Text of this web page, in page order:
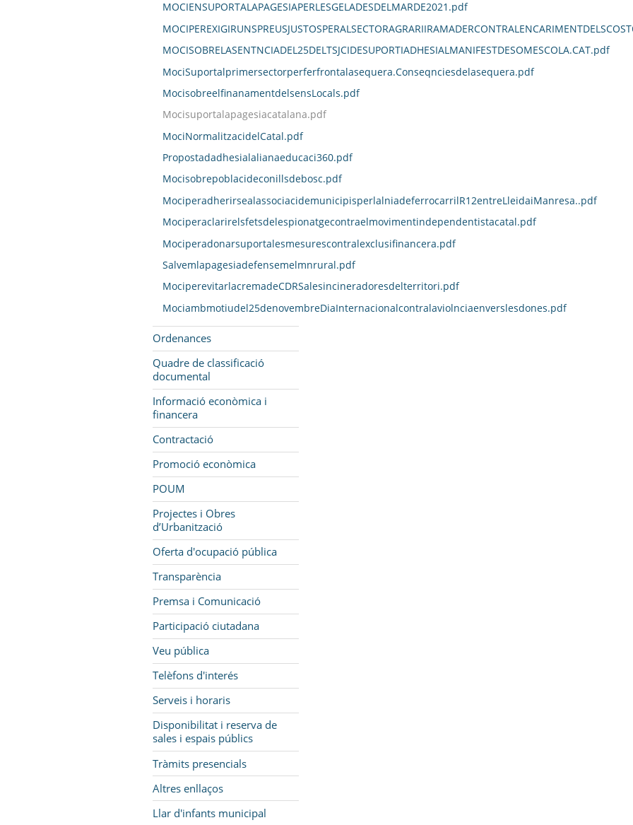
MOCIENSUPORTALAPAGESIAPERLESGELADESDELMARDE2021.pdf
MOCISOBRELASENTNCIADEL25DELTSJCIDESUPORTIADHESIALMANIFESTDESOMESCOLA.CAT.pdf
MociSuportalprimersectorperferfrontalasequera.Conseqnciesdelasequera.pdf
MocisobreelfinanamentdelsensLocals.pdf
Mocisuportalapagesiacatalana.pdf
MociNormalitzacidelCatal.pdf
Propostadadhesialalianaeducaci360.pdf
Mocisobrepoblacideconillsdebosc.pdf
MociperadherirsealassociacidemunicipisperlalniadeferrocarrilR12entreLleidaiManresa..pdf
Mociperaclarirelsfetsdelespionatgecontraelmovimentindependentistacatal.pdf
Mociperadonarsuportalesmesurescontralexclusifinancera.pdf
Salvemlapagesiadefensemelmnrural.pdf
MociperevitarlacremadeCDRSalesincineradoresdelterritori.pdf
Mociambmotiudel25denovembreDiaInternacionalcontralaviolnciaenverslesdones.pdf
Ordenances
Quadre de classificació
documental
Informació econòmica i
financera
Contractació
Promoció econòmica
POUM
Projectes i Obres
d’Urbanització
Oferta d'ocupació pública
Transparència
Premsa i Comunicació
Participació ciutadana
Veu pública
Telèfons d'interés
Serveis i horaris
Disponibilitat i reserva de
sales i espais públics
Tràmits presencials
Altres enllaços
Llar d'infants municipal